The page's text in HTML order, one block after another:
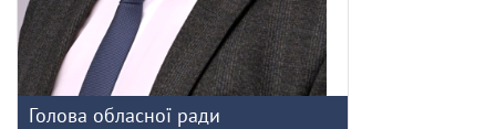
Голова обласної ради